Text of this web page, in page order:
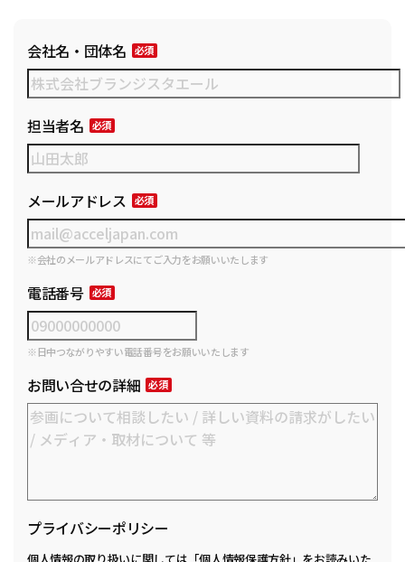
会社名・団体名
担当者名
メールアドレス
※会社のメールアドレスにてご入力をお願いいたします
電話番号
※日中つながりやすい電話番号をお願いいたします
お問い合せの詳細
プライバシーポリシー